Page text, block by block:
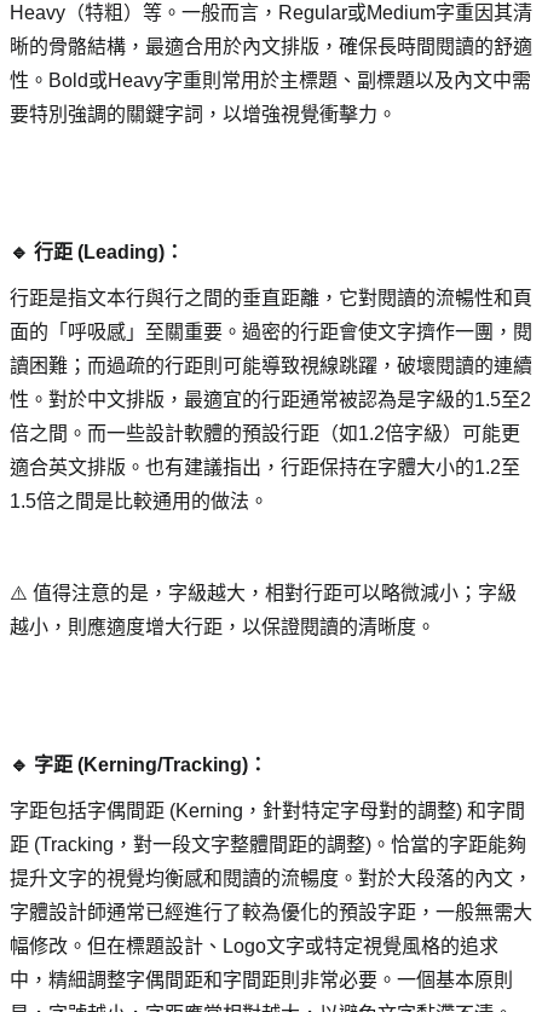
Heavy（特粗）等。一般而言，Regular或Medium字重因其清
晰的骨骼結構，最適合用於內文排版，確保長時間閱讀的舒適
性。Bold或Heavy字重則常用於主標題、副標題以及內文中需
要特別強調的關鍵字詞，以增強視覺衝擊力。
🔹 行距 (Leading)：
行距是指文本行與行之間的垂直距離，它對閱讀的流暢性和頁
面的「呼吸感」至關重要。過密的行距會使文字擠作一團，閱
讀困難；而過疏的行距則可能導致視線跳躍，破壞閱讀的連續
性。對於中文排版，最適宜的行距通常被認為是字級的1.5至2
倍之間。而一些設計軟體的預設行距（如1.2倍字級）可能更
適合英文排版。也有建議指出，行距保持在字體大小的1.2至
1.5倍之間是比較通用的做法。
⚠️ 值得注意的是，字級越大，相對行距可以略微減小；字級
越小，則應適度增大行距，以保證閱讀的清晰度。
🔹 字距 (Kerning/Tracking)：
字距包括字偶間距 (Kerning，針對特定字母對的調整) 和字間
距 (Tracking，對一段文字整體間距的調整)。恰當的字距能夠
提升文字的視覺均衡感和閱讀的流暢度。對於大段落的內文，
字體設計師通常已經進行了較為優化的預設字距，一般無需大
幅修改。但在標題設計、Logo文字或特定視覺風格的追求
中，精細調整字偶間距和字間距則非常必要。一個基本原則